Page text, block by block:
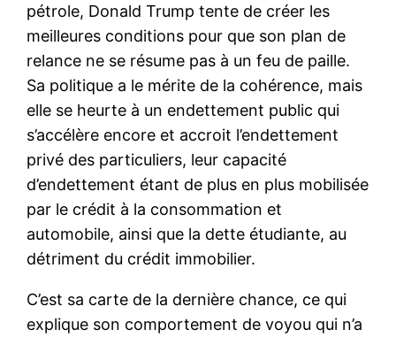
pétrole, Donald Trump tente de créer les
meilleures conditions pour que son plan de
relance ne se résume pas à un feu de paille.
Sa politique a le mérite de la cohérence, mais
elle se heurte à un endettement public qui
s’accélère encore et accroit l’endettement
privé des particuliers, leur capacité
d’endettement étant de plus en plus mobilisée
par le crédit à la consommation et
automobile, ainsi que la dette étudiante, au
détriment du crédit immobilier.
C’est sa carte de la dernière chance, ce qui
explique son comportement de voyou qui n’a